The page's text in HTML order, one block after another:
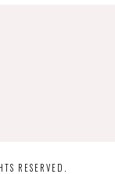
RESERVED.